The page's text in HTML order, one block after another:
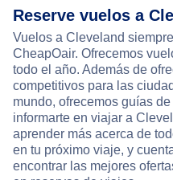
Reserve vuelos a
Vuelos a Cleveland
CheapOair. Ofrecemos
todo el año. Además de
competitivos para las
mundo, ofrecemos guías
informarte en viajar a
aprender más acerca de
en tu próximo viaje, y
encontrar las mejores